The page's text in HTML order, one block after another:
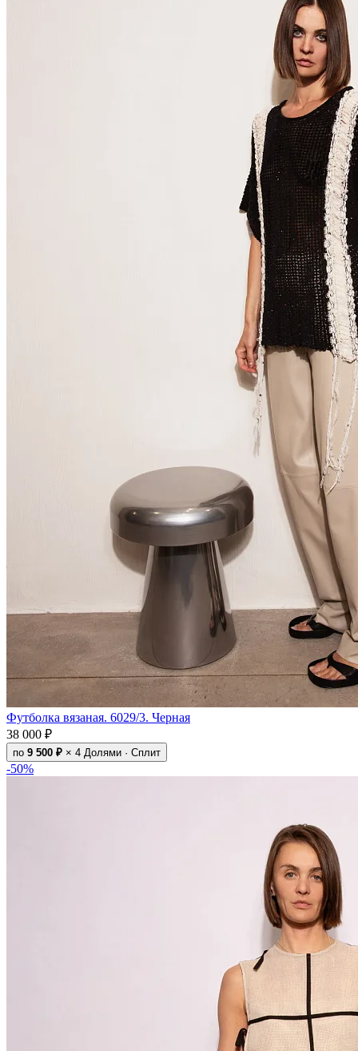
Футболка вязаная. 6029/3. Черная
38 000 ₽
по 9 500 ₽ × 4 Долями · Сплит
-50%